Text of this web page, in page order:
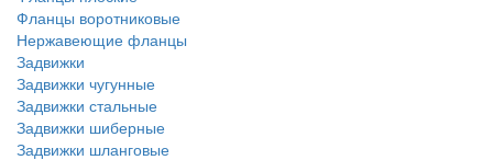
Фланцы воротниковые
Нержавеющие фланцы
Задвижки
Задвижки чугунные
Задвижки стальные
Задвижки шиберные
Задвижки шланговые